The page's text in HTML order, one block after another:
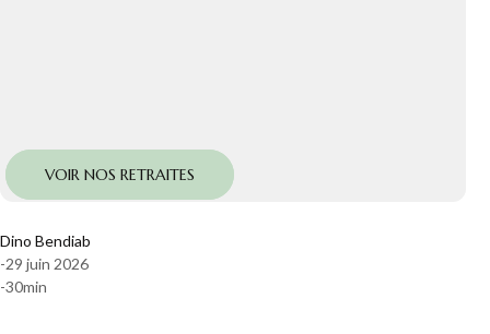
VOIR NOS RETRAITES
Dino Bendiab
-29 juin 2026
-30min